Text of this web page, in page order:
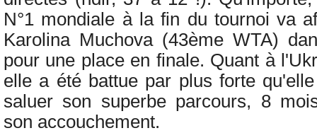
N°1 mondiale à la fin du tournoi va
Karolina Muchova (43ème WTA)
pour une place en finale. Quant à
elle a été battue par plus forte
saluer son superbe parcours, 8
son accouchement.